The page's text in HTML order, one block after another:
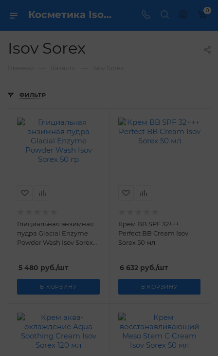
Косметика Isov Sorex - купить в интернет магазине ✔️ по выгодной цене 0
Isov Sorex
ФИЛЬТР
Глициальная энзимная
пудра Glacial Enzyme
Powder Wash Isov Sorex
5 480 руб./шт
В КОРЗИНУ
Крем BB SPF 32+++
Perfect BB Cream Isov
Sorex 50 мл
6 632руб./шт
В КОРЗИНУ